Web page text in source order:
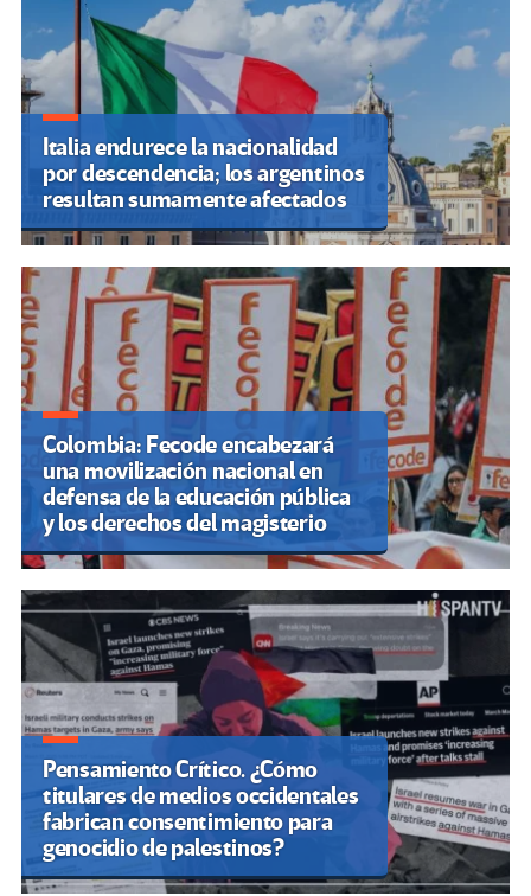
Italia endurece la nacionalidad
por descendencia; los argentinos
resultan sumamente afectados
Colombia: Fecode encabezará
una movilización nacional en
defensa de la educación pública
y los derechos del magisterio
Pensamiento Crítico. ¿Cómo
titulares de medios occidentales
fabrican consentimiento para
genocidio de palestinos?